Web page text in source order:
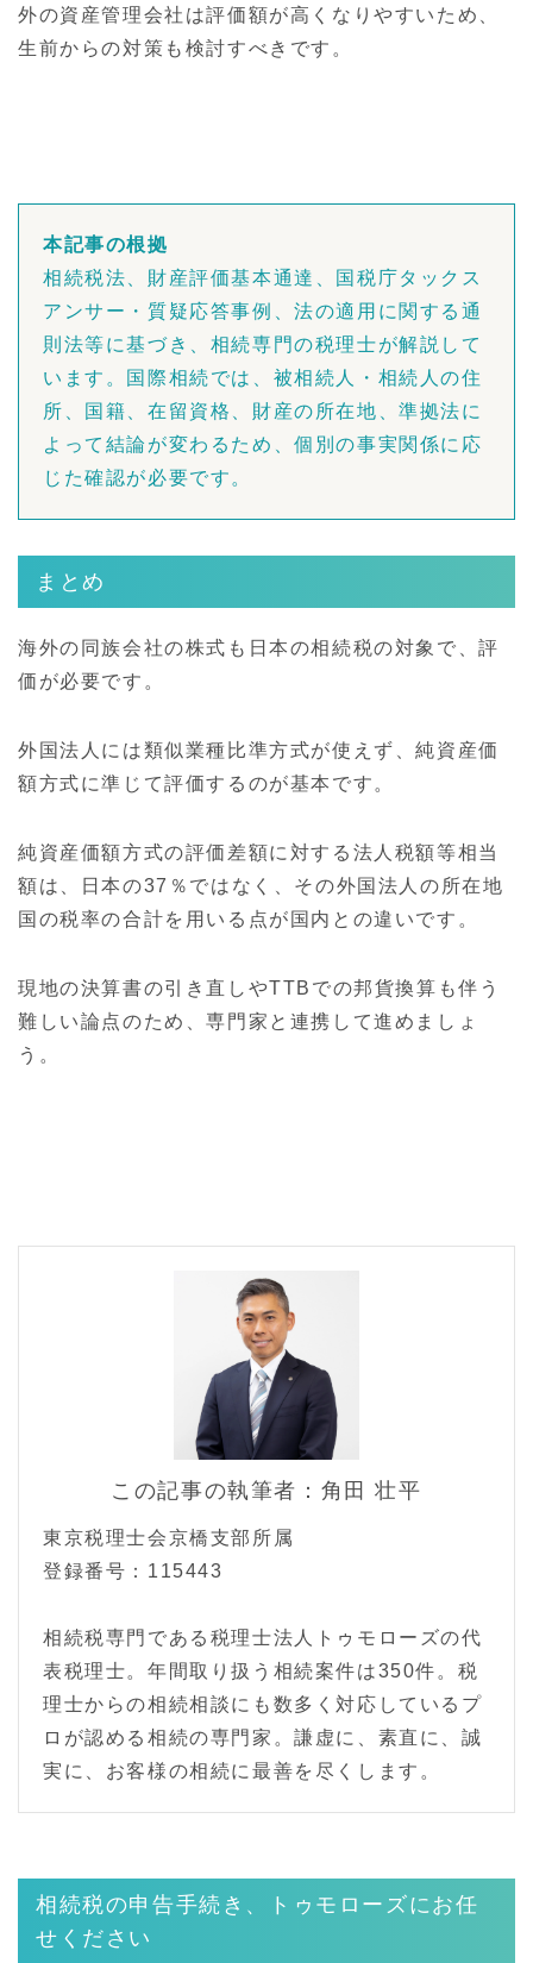
外の資産管理会社は評価額が高くなりやすいため、
生前からの対策も検討すべきです。
本記事の根拠
相続税法、財産評価基本通達、国税庁タックス
アンサー・質疑応答事例、法の適用に関する通
則法等に基づき、相続専門の税理士が解説して
います。国際相続では、被相続人・相続人の住
所、国籍、在留資格、財産の所在地、準拠法に
よって結論が変わるため、個別の事実関係に応
じた確認が必要です。
まとめ
海外の同族会社の株式も日本の相続税の対象で、評
価が必要です。
外国法人には類似業種比準方式が使えず、純資産価
額方式に準じて評価するのが基本です。
純資産価額方式の評価差額に対する法人税額等相当
額は、日本の37％ではなく、その外国法人の所在地
国の税率の合計を用いる点が国内との違いです。
現地の決算書の引き直しやTTBでの邦貨換算も伴う
難しい論点のため、専門家と連携して進めましょ
う。
この記事の執筆者：角田 壮平
東京税理士会京橋支部所属
登録番号：115443
相続税専門である税理士法人トゥモローズの代
表税理士。年間取り扱う相続案件は350件。税
理士からの相続相談にも数多く対応しているプ
ロが認める相続の専門家。謙虚に、素直に、誠
実に、お客様の相続に最善を尽くします。
相続税の申告手続き、トゥモローズにお任
せください